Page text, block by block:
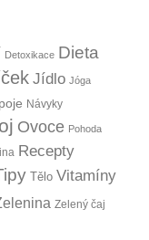
Detoxikace Dieta
Jídlo Jóga
Návyky
Ovoce Pohoda
Recepty
Tělo Vitamíny
Zelený čaj